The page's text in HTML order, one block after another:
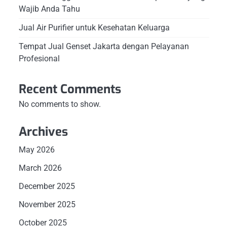
Wajib Anda Tahu
Jual Air Purifier untuk Kesehatan Keluarga
Tempat Jual Genset Jakarta dengan Pelayanan
Profesional
Recent Comments
No comments to show.
Archives
May 2026
March 2026
December 2025
November 2025
October 2025